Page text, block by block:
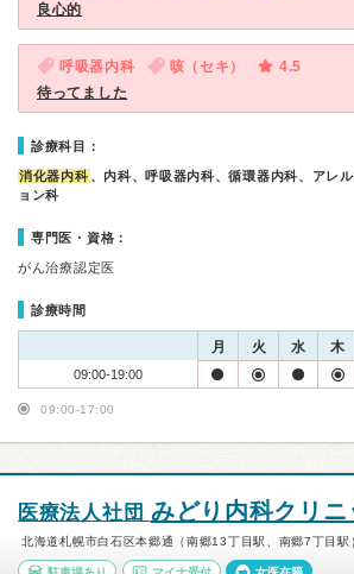
良心的
呼吸器内科 咳（セキ）
4.5
待ってました
診療科目：
消化器内科 、内科、呼吸器内科、循環器内科、アレ
ョン科
専門医・資格：
がん治療認定医
診療時間
月 火 水 木
09:00-19:00
09:00-17:00
医療法人社団 みどり内科クリニ
北海道札幌市白石区本郷通（南郷13丁目駅、南郷7丁目駅